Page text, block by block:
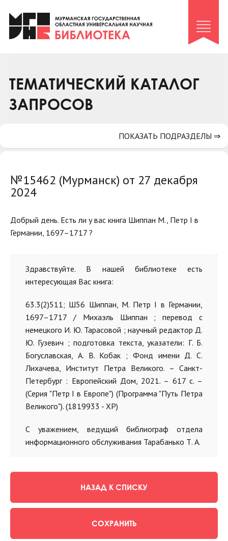
Клуб «Гиря и сельдерей»
Клуб «Семейный архив»
Коллегам
Контакты
ТЕМАТИЧЕСКИЙ КАТАЛОГ
ЗАПРОСОВ
№15462 (Мурманск) от 27 декабря
2024
Добрый день. Есть ли у вас книга Шиппан М., Петр I в
Германии, 1697–1717 ?
Здравствуйте. В нашей библиотеке есть
интересующая Вас книга:
63.3(2)511; Ш56 Шиппан, М. Петр I в Германии,
1697–1717 / Михаэль Шиппан ; перевод с
немецкого И. Ю. Тарасовой ; научный редактор Д.
Ю. Гузевич ; подготовка текста, указатели: Г. Б.
Богуславская, А. В. Кобак ; Фонд имени Д. С.
Лихачева, Институт Петра Великого. – Санкт-
Петербург : Европейский Дом, 2021. – 617 с. –
(Серия "Петр I в Европе") (Программа "Путь Петра
Великого"). (1819933 - ХР)
С уважением, ведущий библиограф отдела
информационного обслуживания Тарабанько Т. А.
НАЗАД К СПИСКУ
СОХРАНИТЬ
ПОКАЗАТЬ ПОДРАЗДЕЛЫ ⇒